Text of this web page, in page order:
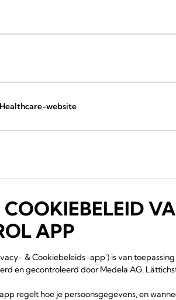
website
APP
& Cookiebeleids-app') is van
en gecontroleerd door Medela AG,
regelt hoe je persoonsgegevens, en